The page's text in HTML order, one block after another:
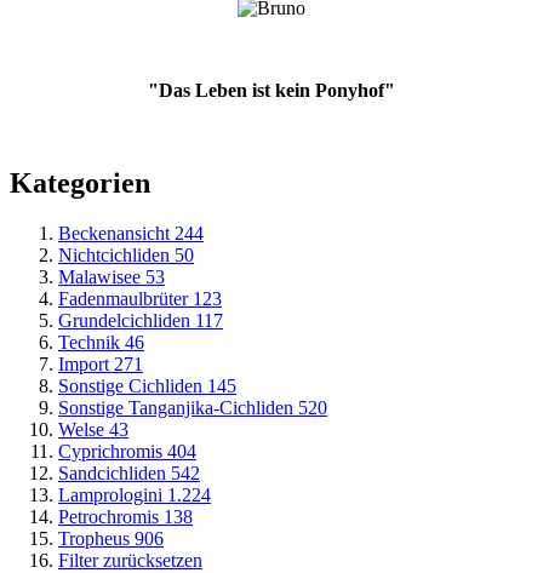
"Das Leben ist kein Ponyhof"
Kategorien
Beckenansicht 244
Nichtcichliden 50
Malawisee 53
Fadenmaulbrüter 123
Grundelcichliden 117
Technik 46
Import 271
Sonstige Cichliden 145
Sonstige Tanganjika-Cichliden 520
Welse 43
Cyprichromis 404
Sandcichliden 542
Lamprologini 1.224
Petrochromis 138
Tropheus 906
Filter zurücksetzen